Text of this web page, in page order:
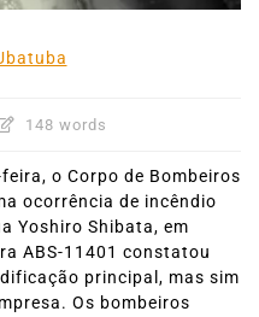
148 words
o Corpo de Bombeiros
ocorrência de incêndio
Yoshiro Shibata, em
ABS-11401 constatou
principal, mas sim
Os bombeiros